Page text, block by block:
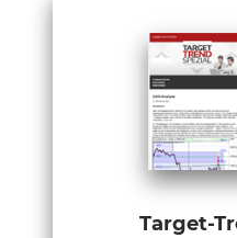
Target-